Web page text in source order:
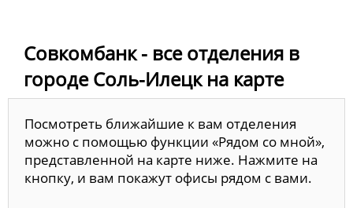
Совкомбанк - все отделения в
городе Соль-Илецк на карте
Посмотреть ближайшие к вам отделения
можно с помощью функции «Рядом со мной»,
представленной на карте ниже. Нажмите на
кнопку, и вам покажут офисы рядом с вами.